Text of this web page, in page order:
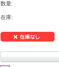
数量:
在庫: